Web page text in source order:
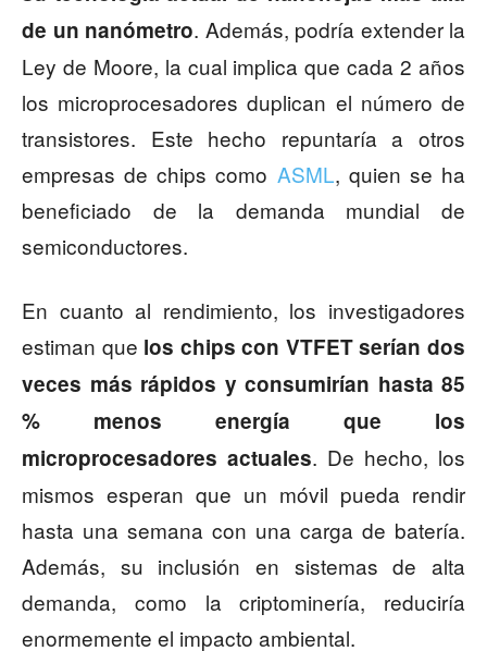
de un nanómetro. Además, podría extender la
Ley de Moore, la cual implica que cada 2 años
los microprocesadores duplican el número de
transistores. Este hecho repuntaría a otros
empresas de chips como ASML, quien se ha
beneficiado de la demanda mundial de
semiconductores.
En cuanto al rendimiento, los investigadores
estiman que los chips con VTFET serían dos
veces más rápidos y consumirían hasta 85
% menos energía que los
microprocesadores actuales. De hecho, los
mismos esperan que un móvil pueda rendir
hasta una semana con una carga de batería.
Además, su inclusión en sistemas de alta
demanda, como la criptominería, reduciría
enormemente el impacto ambiental.